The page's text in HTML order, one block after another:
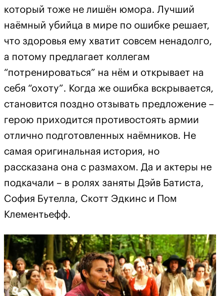
который тоже не лишён юмора. Лучший
наёмный убийца в мире по ошибке решает,
что здоровья ему хватит совсем ненадолго,
а потому предлагает коллегам
“потренироваться” на нём и открывает на
себя “охоту”. Когда же ошибка вскрывается,
становится поздно отзывать предложение –
герою приходится противостоять армии
отлично подготовленных наёмников. Не
самая оригинальная история, но
рассказана она с размахом. Да и актеры не
подкачали – в ролях заняты Дэйв Батиста,
София Бутелла, Скотт Эдкинс и Пом
Клементьефф.